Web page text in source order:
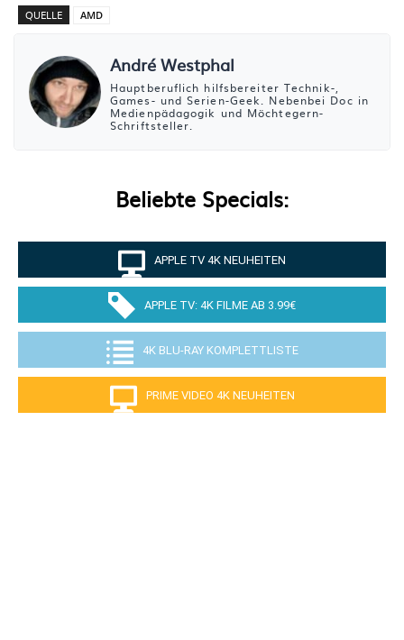
QUELLE AMD
André Westphal
Hauptberuflich hilfsbereiter Technik-,
Games- und Serien-Geek. Nebenbei Doc in
Medienpädagogik und Möchtegern-
Schriftsteller.
Beliebte Specials:
APPLE TV 4K NEUHEITEN
APPLE TV: 4K FILME AB 3.99€
4K BLU-RAY KOMPLETTLISTE
PRIME VIDEO 4K NEUHEITEN